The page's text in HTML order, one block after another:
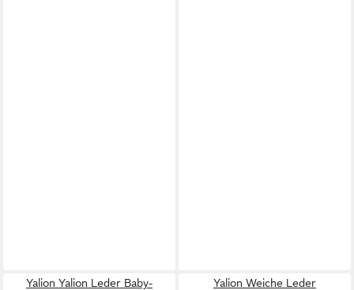
Yalion Yalion Leder Baby- Yalion Weiche Leder